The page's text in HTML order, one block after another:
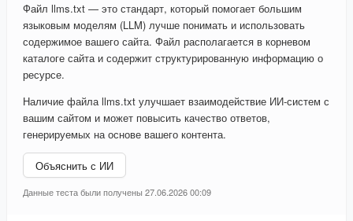
Файл llms.txt — это стандарт, который помогает большим
языковым моделям (LLM) лучше понимать и использовать
содержимое вашего сайта. Файл располагается в корневом
каталоге сайта и содержит структурированную информацию о
ресурсе.
Наличие файла llms.txt улучшает взаимодействие ИИ-систем с
вашим сайтом и может повысить качество ответов,
генерируемых на основе вашего контента.
Объяснить с ИИ
Данные теста были получены 27.06.2026 00:09